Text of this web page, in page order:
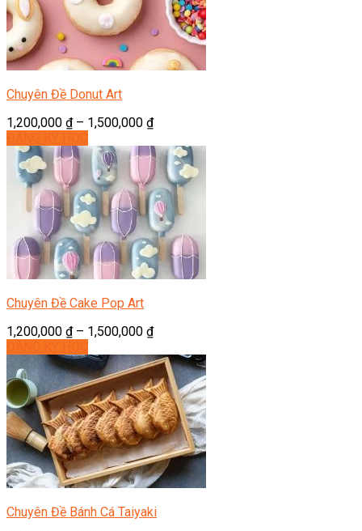
Chuyên Đề Donut Art
1,200,000 ₫– 1,500,000 ₫
Chuyên Đề Cake Pop Art
1,200,000 ₫– 1,500,000 ₫
Chuyên Đề Bánh Cá Taiyaki